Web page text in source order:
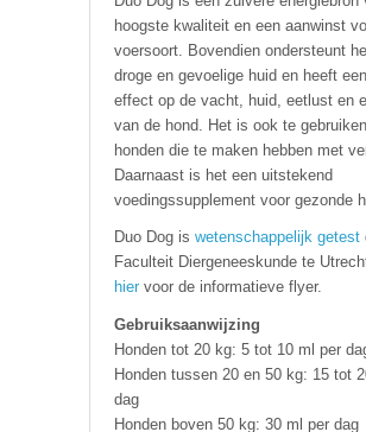
hoogste kwaliteit en een aanwinst
voersoort. Bovendien ondersteunt
droge en gevoelige huid en heeft
effect op de vacht, huid, eetlust en
van de hond. Het is ook te
honden die te maken hebben met
Daarnaast is het een uitstekend
voedingssupplement voor gezonde
Duo Dog is wetenschappelijk getest
Faculteit Diergeneeskunde te
hier voor de informatieve flyer.
Gebruiksaanwijzing
Honden tot 20 kg: 5 tot 10 ml per
Honden tussen 20 en 50 kg: 15 tot
dag
Honden boven 50 kg: 30 ml per dag